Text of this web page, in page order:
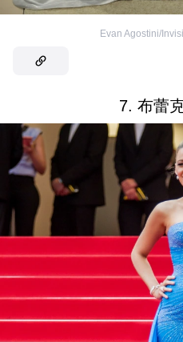
Evan Agostini/
7. 布蕾